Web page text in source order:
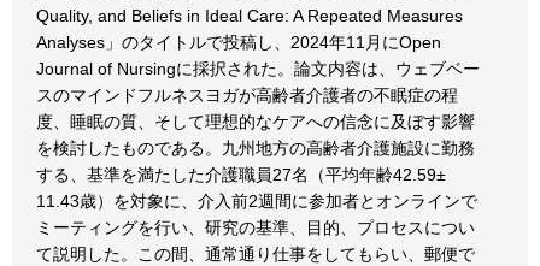
Quality, and Beliefs in Ideal Care: A Repeated Measures
Analyses」のタイトルで投稿し、2024年11月にOpen
Journal of Nursingに採択された。論文内容は、ウェブベー
スのマインドフルネスヨガが高齢者介護者の不眠症の程
度、睡眠の質、そして理想的なケアへの信念に及ぼす影響
を検討したものである。九州地方の高齢者介護施設に勤務
する、基準を満たした介護職員27名（平均年齢42.59±
11.43歳）を対象に、介入前2週間に参加者とオンラインで
ミーティングを行い、研究の基準、目的、プロセスについ
て説明した。この間、通常通り仕事をしてもらい、郵便で